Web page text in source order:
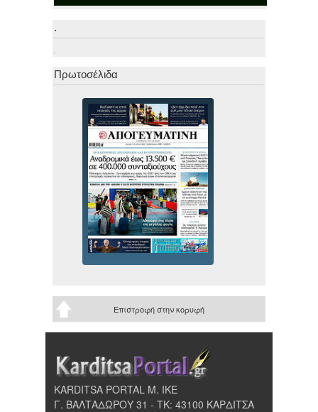
.
.
Πρωτοσέλιδα
Επιστροφή στην κορυφή
KARDITSA PORTAL Μ. ΙΚΕ
Γ. ΒΑΛΤΑΔΩΡΟΥ 31 - ΤΚ: 43100 ΚΑΡΔΙΤΣΑ